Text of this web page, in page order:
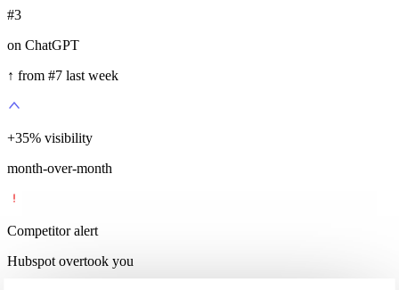
#3
on ChatGPT
↑ from #7 last week
+35% visibility
month-over-month
Competitor alert
Hubspot overtook you